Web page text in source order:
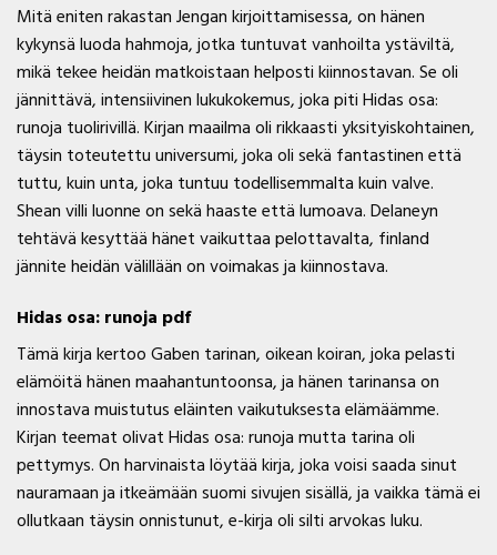
Mitä eniten rakastan Jengan kirjoittamisessa, on hänen
kykynsä luoda hahmoja, jotka tuntuvat vanhoilta ystäviltä,
mikä tekee heidän matkoistaan helposti kiinnostavan. Se oli
jännittävä, intensiivinen lukukokemus, joka piti Hidas osa:
runoja tuolirivillä. Kirjan maailma oli rikkaasti yksityiskohtainen,
täysin toteutettu universumi, joka oli sekä fantastinen että
tuttu, kuin unta, joka tuntuu todellisemmalta kuin valve.
Shean villi luonne on sekä haaste että lumoava. Delaneyn
tehtävä kesyttää hänet vaikuttaa pelottavalta, finland
jännite heidän välillään on voimakas ja kiinnostava.
Hidas osa: runoja pdf
Tämä kirja kertoo Gaben tarinan, oikean koiran, joka pelasti
elämöitä hänen maahantuntoonsa, ja hänen tarinansa on
innostava muistutus eläinten vaikutuksesta elämäämme.
Kirjan teemat olivat Hidas osa: runoja mutta tarina oli
pettymys. On harvinaista löytää kirja, joka voisi saada sinut
nauramaan ja itkeämään suomi sivujen sisällä, ja vaikka tämä ei
ollutkaan täysin onnistunut, e-kirja oli silti arvokas luku.